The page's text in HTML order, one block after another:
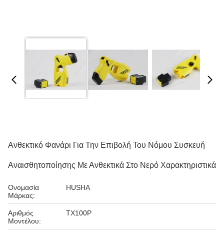
Ανθεκτικό Φανάρι Για Την Επιβολή Του Νόμου Συσκευή
Αναισθητοποίησης Με Ανθεκτικά Στο Νερό Χαρακτηριστικά
Ονομασία
Μάρκας:
HUSHA
Αριθμός
Μοντέλου:
TX100P